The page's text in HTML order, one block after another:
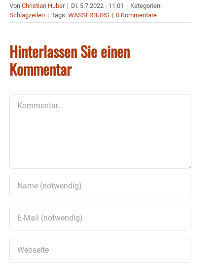
Von Christian Huber | Di. 5.7.2022 - 11:01 | Kategorien:
Schlagzeilen | Tags: WASSERBURG | 0 Kommentare
Hinterlassen Sie einen
Kommentar